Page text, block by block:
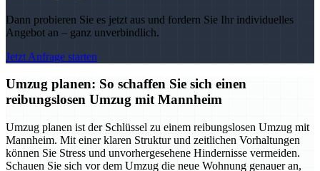
Dann probieren Sie es jetzt aus und fordern Sie Ihr individuelles
Angebot an – ganz unverbindlich.
Jetzt Anfrage starten
Umzug planen: So schaffen Sie sich einen
reibungslosen Umzug mit Mannheim
Umzug planen ist der Schlüssel zu einem reibungslosen Umzug mit
Mannheim. Mit einer klaren Struktur und zeitlichen Vorhaltungen
können Sie Stress und unvorhergesehene Hindernisse vermeiden.
Schauen Sie sich vor dem Umzug die neue Wohnung genauer an,